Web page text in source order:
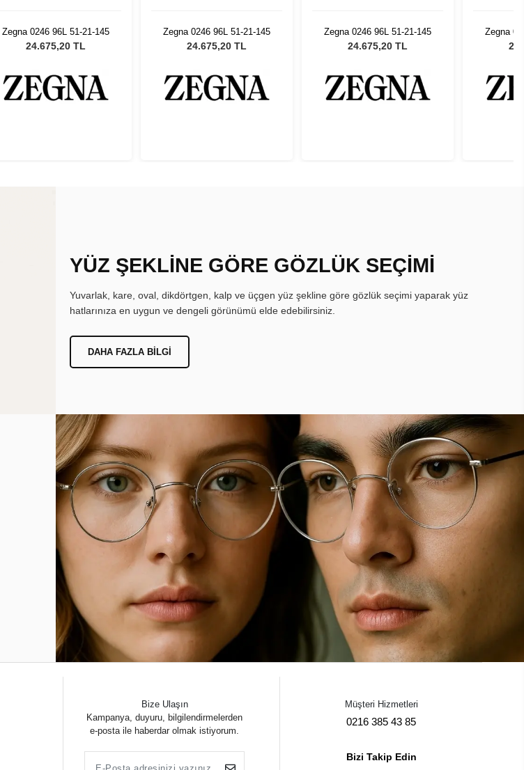
Zegna 0246 96L 51-21-145
24.675,20 TL
Zegna 0246 96L 51-21-145
24.675,20 TL
Zegna 0246 96L 51-21-145
24.675,20 TL
Zegna
YÜZ ŞEKLİNE GÖRE GÖZLÜK SEÇİMİ
Yuvarlak, kare, oval, dikdörtgen, kalp ve üçgen yüz şekline göre gözlük seçimi yaparak yüz
hatlarınıza en uygun ve dengeli görünümü elde edebilirsiniz.
DAHA FAZLA BILGI
Bize Ulaşın
Kampanya, duyuru, bilgilendirmelerden
e-posta ile haberdar olmak istiyorum.
Müşteri Hizmetleri
0216 385 43 85
Bizi Takip Edin